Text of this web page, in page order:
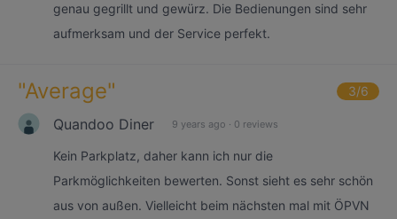
genau gegrillt und gewürz. Die Bedienungen sind sehr
aufmerksam und der Service perfekt.
"Average" 3/6
Quandoo Diner 9 years ago · 0 reviews
Kein Parkplatz, daher kann ich nur die
Parkmöglichkeiten bewerten. Sonst sieht es sehr schön
aus von außen. Vielleicht beim nächsten mal mit ÖPVN